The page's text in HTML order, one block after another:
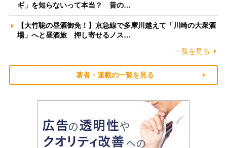
ギ」を知らないって本当？ 昔の…
【大竹聡の昼酒御免！】京急線で多摩川越えて「川崎の大衆酒
場」へと昼酒旅 押し寄せるノス…
一覧を見る
著者・連載の一覧を見る